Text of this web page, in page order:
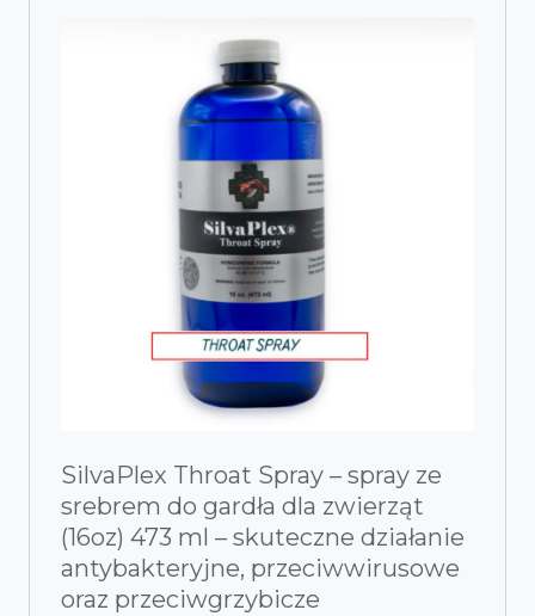
SilvaPlex Throat Spray – spray ze
srebrem do gardła dla zwierząt
(16oz) 473 ml – skuteczne działanie
antybakteryjne, przeciwwirusowe
oraz przeciwgrzybicze